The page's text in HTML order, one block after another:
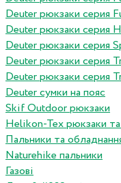
Deuter рюкзаки серия
Deuter рюкзаки серия
Deuter рюкзаки серия
Deuter рюкзаки серия
Deuter рюкзаки серия
Deuter сумки на пояс
Skif Outdoor рюкзаки
Helikon-Tex рюкзаки
Пальники та
Naturehike пальники
Газові